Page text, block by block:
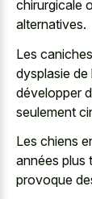
chirurgicale
alternatives.
Les
dysplasie
développer
seulement
Les chiens
années plus
provoque